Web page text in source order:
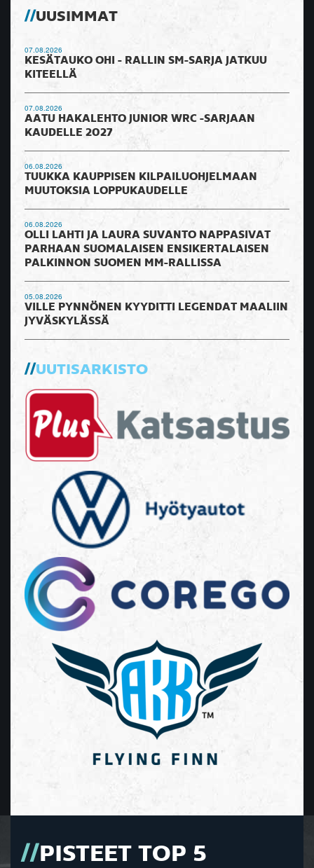
UUSIMMAT
07.08.2026
KESÄTAUKO OHI - RALLIN SM-SARJA JATKUU
KITEELLÄ
07.08.2026
AATU HAKALEHTO JUNIOR WRC -SARJAAN
KAUDELLE 2027
06.08.2026
TUUKKA KAUPPISEN KILPAILUOHJELMAAN
MUUTOKSIA LOPPUKAUDELLE
06.08.2026
OLLI LAHTI JA LAURA SUVANTO NAPPASIVAT
PARHAAN SUOMALAISEN ENSIKERTALAISEN
PALKINNON SUOMEN MM-RALLISSA
05.08.2026
VILLE PYNNÖNEN KYYDITTI LEGENDAT MAALIIN
JYVÄSKYLÄSSÄ
UUTISARKISTO
PISTEET TOP 5